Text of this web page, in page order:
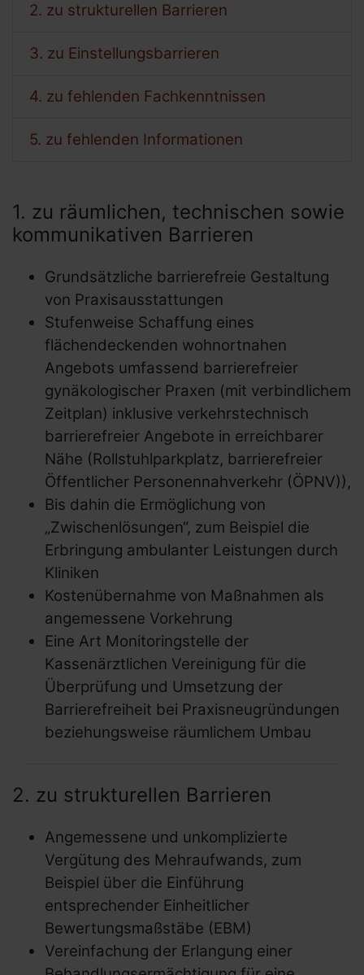
2. zu strukturellen Barrieren
3. zu Einstellungsbarrieren
4. zu fehlenden Fachkenntnissen
5. zu fehlenden Informationen
1. zu räumlichen, technischen sowie
kommunikativen Barrieren
Grundsätzliche barrierefreie Gestaltung
von Praxisausstattungen
Stufenweise Schaffung eines
flächendeckenden wohnortnahen
Angebots umfassend barrierefreier
gynäkologischer Praxen (mit verbindlichem
Zeitplan) inklusive verkehrstechnisch
barrierefreier Angebote in erreichbarer
Nähe (Rollstuhlparkplatz, barrierefreier
Öffentlicher Personennahverkehr (ÖPNV)),
Bis dahin die Ermöglichung von
„Zwischenlösungen“, zum Beispiel die
Erbringung ambulanter Leistungen durch
Kliniken
Kostenübernahme von Maßnahmen als
angemessene Vorkehrung
Eine Art Monitoringstelle der
Kassenärztlichen Vereinigung für die
Überprüfung und Umsetzung der
Barrierefreiheit bei Praxisneugründungen
beziehungsweise räumlichem Umbau
2. zu strukturellen Barrieren
Angemessene und unkomplizierte
Vergütung des Mehraufwands, zum
Beispiel über die Einführung
entsprechender Einheitlicher
Bewertungsmaßstäbe (EBM)
Vereinfachung der Erlangung einer